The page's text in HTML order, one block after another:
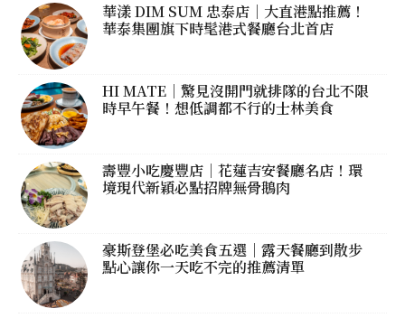
華漾 DIM SUM 忠泰店｜大直港點推薦！
華泰集團旗下時髦港式餐廳台北首店
HI MATE｜驚見沒開門就排隊的台北不限
時早午餐！想低調都不行的士林美食
壽豐小吃慶豐店｜花蓮吉安餐廳名店！環
境現代新穎必點招牌無骨鵝肉
豪斯登堡必吃美食五選｜露天餐廳到散步
點心讓你一天吃不完的推薦清單